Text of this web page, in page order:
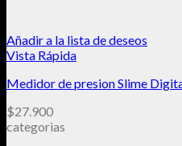
Añadir a la lista de deseos
Vista Rápida
Medidor de presion Slime
$27.900
categorias